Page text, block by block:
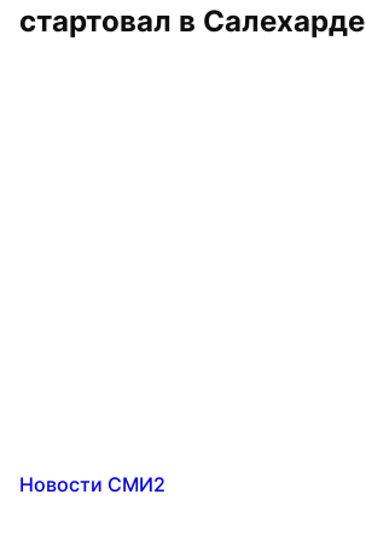
стартовал в Салехарде
Новости СМИ2